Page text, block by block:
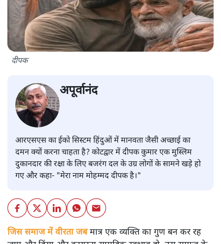
दीपक
अपूर्वानंद
आरएसएस का ईको सिस्टम हिंदुओं में मानवता जैसी अच्छाई का
दमन क्यों करना चाहता है? कोटद्वार में दीपक कुमार एक मुस्लिम
दुकानदार की रक्षा के लिए बजरंग दल के उग्र लोगों के सामने खड़े हो
गए और कहा- "मेरा नाम मोहम्मद दीपक है।"
जिस समाज में वीरता जबमात्र एक व्यक्ति का गुण बन कर रह